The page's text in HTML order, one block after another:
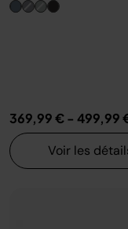
369,99 €- 499,99
Voir les